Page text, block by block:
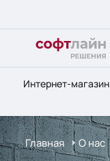
Интернет-магазин
Главная О нас